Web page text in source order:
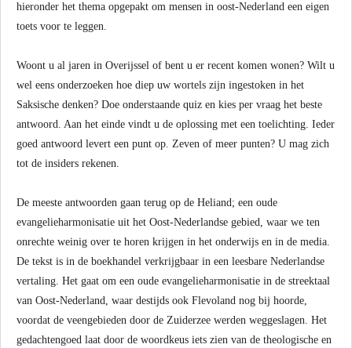
hieronder het thema opgepakt om mensen in oost-Nederland een eigen
toets voor te leggen.
Woont u al jaren in Overijssel of bent u er recent komen wonen? Wilt u
wel eens onderzoeken hoe diep uw wortels zijn ingestoken in het
Saksische denken? Doe onderstaande quiz en kies per vraag het beste
antwoord. Aan het einde vindt u de oplossing met een toelichting. Ieder
goed antwoord levert een punt op. Zeven of meer punten? U mag zich
tot de insiders rekenen.
De meeste antwoorden gaan terug op de Heliand; een oude
evangelieharmonisatie uit het Oost-Nederlandse gebied, waar we ten
onrechte weinig over te horen krijgen in het onderwijs en in de media.
De tekst is in de boekhandel verkrijgbaar in een leesbare Nederlandse
vertaling. Het gaat om een oude evangelieharmonisatie in de streektaal
van Oost-Nederland, waar destijds ook Flevoland nog bij hoorde,
voordat de veengebieden door de Zuiderzee werden weggeslagen. Het
gedachtengoed laat door de woordkeus iets zien van de theologische en